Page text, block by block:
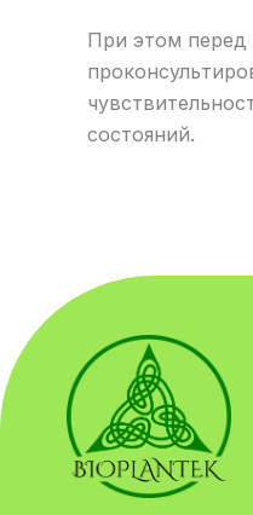
При этом
состояний.